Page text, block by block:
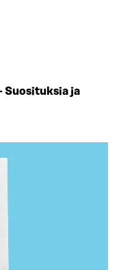
Suosituksia ja